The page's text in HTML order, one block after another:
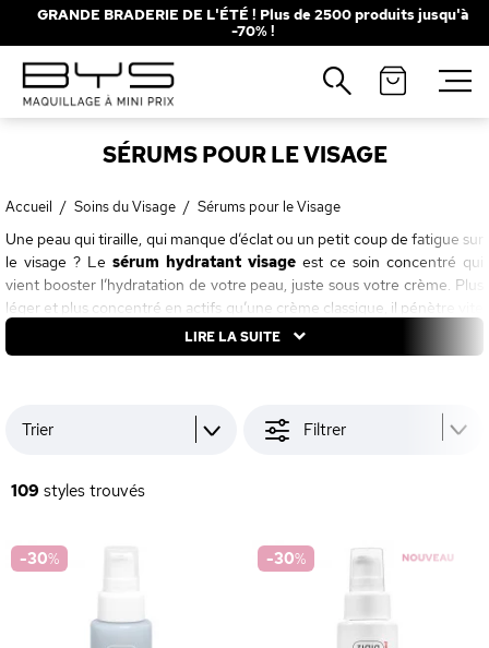
GRANDE BRADERIE DE L'ÉTÉ ! Plus de 2500 produits jusqu'à
-70% !
SÉRUMS POUR LE VISAGE
Accueil / Soins du Visage / Sérums pour le Visage
Une peau qui tiraille, qui manque d’éclat ou un petit coup de fatigue sur
le visage ? Le sérum hydratant visage est ce soin concentré qui
vient booster l’hydratation de votre peau, juste sous votre crème. Plus
léger et plus concentré en actifs qu’une crème classique, il pénètre vite
pour offrir un vrai shot de fraîcheur. Chez
BYS Maquillage
une sélection de sérums visage de plusieurs marques, concentrés en
pas cher
pour peau sèche, grasse ou sensible, vous trouverez
LIRE LA SUITE
Filtrer
109 styles trouvés
Trier
-30% -30%
Fermer
Recherches populaires
Mascara
Palette
Solaire
Brumes
Blush
Rouge à Lèvres